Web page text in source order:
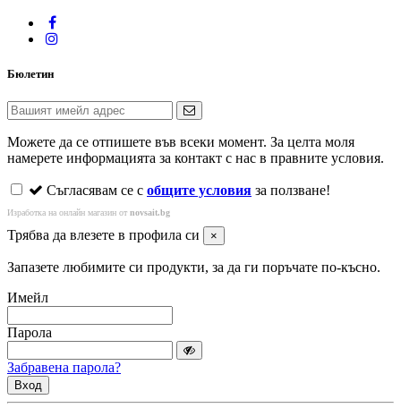
Бюлетин
Можете да се отпишете във всеки момент. За целта моля
намерете информацията за контакт с нас в правните условия.
Съгласявам се с общите условия за ползване!
Изработка на онлайн магазин от novsait.bg
Трябва да влезете в профила си ×
Запазете любимите си продукти, за да ги поръчате по-късно.
Имейл
Парола
Забравена парола?
Вход